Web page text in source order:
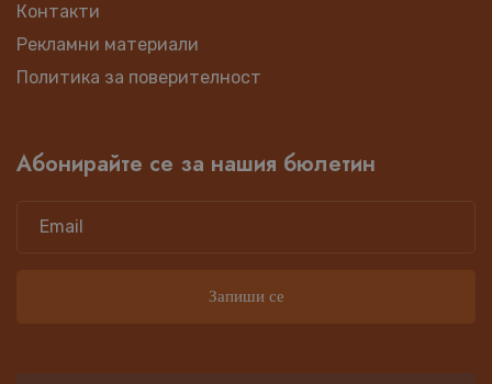
Контакти
Рекламни материали
Политика за поверителност
Абонирайте се за нашия бюлетин